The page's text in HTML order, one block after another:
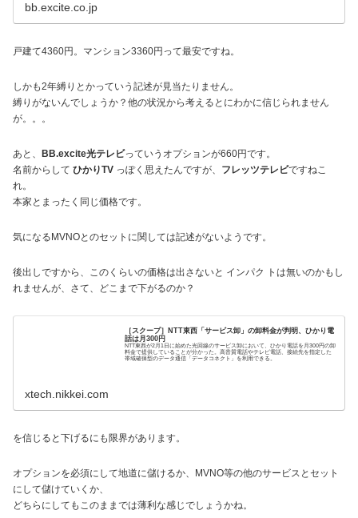
bb.excite.co.jp
戸建て4360円。マンション3360円って最安ですね。
しかも2年縛りとかっていう記述が見当たりません。
縛りがないんでしょうか？他の状況から考えるとにわかに信じられません
が。。。
あと、 BB.excite光テレビっていうオプションが660円です。
名前からして ひかりTV っぽく思えたんですが、 フレッツテレビですねこ
れ。
本家とまったく同じ価格です。
気になるMVNOとのセットに関しては記述がないようです。
後出しですから、このくらいの価格は出さないと インパク トは無いのかもし
れませんが、さて、どこまで下がるのか？
［スクープ］NTT東西「サービス卸」の卸料金が判明、ひかり電
話は月300円
NTT東西が2月1日に始めた光回線のサービス卸において、ひかり電話を月300円の卸
料金で提供していることが分かった。高音質電話やテレビ電話、接続先を指定した
帯域確保型のデータ通信「データコネクト」を利用できる。
xtech.nikkei.com
を信じると下げるにも限界があります。
オプションを必須にして地道に儲けるか、MVNO等の他のサービスとセット
にして儲けていくか、
どちらにしてもこのままでは薄利な感じでしょうかね。